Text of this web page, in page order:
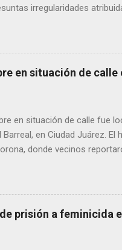
irregularidades
Andrea Chávez, se
y del senador Adán
de alta circulación
de dos medios locales de
y pregun...
en situación de calle
en situación de calle fue
Barreal, en Ciudad Juárez.
donde vecinos
que el hombre solía
prisión a feminicida